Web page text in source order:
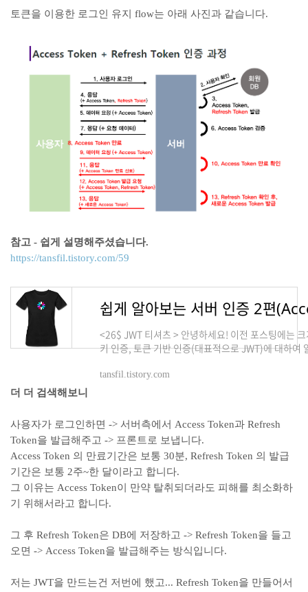
토큰을 이용한 로그인 유지 flow는 아래 사진과 같습니다.
참고 - 쉽게 설명해주셨습니다.
https://tansfil.tistory.com/59
<26$ JWT 티셔츠 > 안녕하세요! 이전 포스팅에는
키 인증, 토큰 기반 인증(대표적으로 JWT)에 대하여
인증(Authorization)..
tansfil.tistory.com
더 더 검색해보니
사용자가 로그인하면 -> 서버측에서 Access Token과 Refresh
Token을 발급해주고 -> 프론트로 보냅니다.
Access Token 의 만료기간은 보통 30분, Refresh Token 의 발급
기간은 보통 2주~한 달이라고 합니다.
그 이유는 Access Token이 만약 탈취되더라도 피해를 최소화하
기 위해서라고 합니다.
그 후 Refresh Token은 DB에 저장하고 -> Refresh Token을 들고
오면 -> Access Token을 발급해주는 방식입니다.
저는 JWT을 만드는건 저번에 했고... Refresh Token을 만들어서